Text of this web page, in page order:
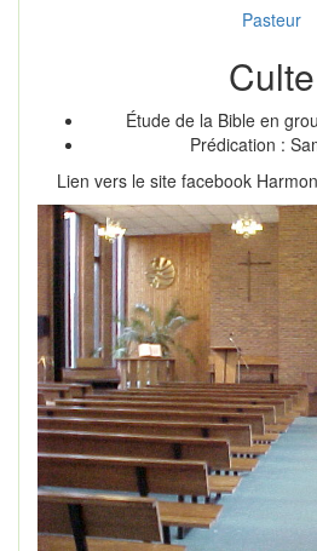
Pasteur
Culte
Étude de la Bible en
Prédication :
Lien vers le site facebook